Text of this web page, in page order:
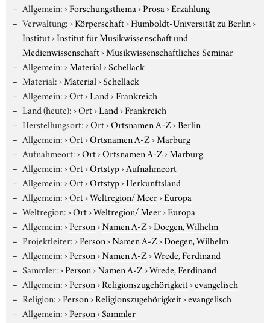
Allgemein:›Forschungsthema›Prosa›Erzählung
Verwaltung:›Körperschaft›Humboldt-Universität zu Berlin›
Institut›Institut für Musikwissenschaft und
Medienwissenschaft›Musikwissenschaftliches Seminar
Allgemein:›Material›Schellack
Material:›Material›Schellack
Allgemein:›Ort›Land›Frankreich
Land (heute):›Ort›Land›Frankreich
Herstellungsort:›Ort›Ortsnamen A-Z›Berlin
Allgemein:›Ort›Ortsnamen A-Z›Marburg
Aufnahmeort:›Ort›Ortsnamen A-Z›Marburg
Allgemein:›Ort›Ortstyp›Aufnahmeort
Allgemein:›Ort›Ortstyp›Herkunftsland
Allgemein:›Ort›Weltregion/ Meer›Europa
Weltregion:›Ort›Weltregion/ Meer›Europa
Allgemein:›Person›Namen A-Z›Doegen, Wilhelm
Projektleiter:›Person›Namen A-Z›Doegen, Wilhelm
Allgemein:›Person›Namen A-Z›Wrede, Ferdinand
Sammler:›Person›Namen A-Z›Wrede, Ferdinand
Allgemein:›Person›Religionszugehörigkeit›evangelisch
Religion:›Person›Religionszugehörigkeit›evangelisch
Allgemein:›Person›Sammler